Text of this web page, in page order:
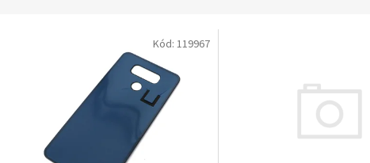
Kód: 119967